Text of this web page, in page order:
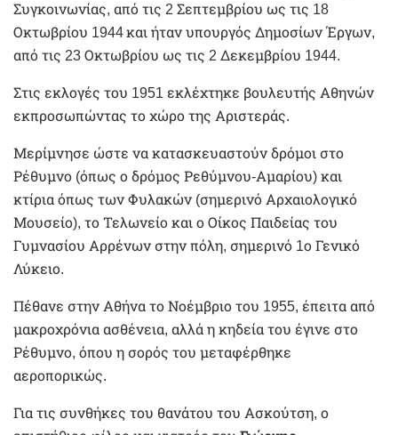
Συγκοινωνίας, από τις 2 Σεπτεμβρίου ως τις 18
Οκτωβρίου 1944και ήταν υπουργός Δημοσίων Έργων,
από τις 23 Οκτωβρίου ως τις 2 Δεκεμβρίου 1944.
Στις εκλογές του 1951 εκλέχτηκε βουλευτής Αθηνών
εκπροσωπώντας το χώρο της Αριστεράς.
Μερίμνησε ώστε να κατασκευαστούν δρόμοι στο
Ρέθυμνο (όπως ο δρόμος Ρεθύμνου-Αμαρίου) και
κτίρια όπως των Φυλακών (σημερινό Αρχαιολογικό
Μουσείο), το Τελωνείο και ο Οίκος Παιδείας του
Γυμνασίου Αρρένων στην πόλη, σημερινό 1ο Γενικό
Λύκειο.
Πέθανε στην Αθήνα το Νοέμβριο του 1955, έπειτα από
μακροχρόνια ασθένεια, αλλά η κηδεία του έγινε στο
Ρέθυμνο, όπου η σορός του μεταφέρθηκε
αεροπορικώς.
Για τις συνθήκες του θανάτου του Ασκούτση, ο